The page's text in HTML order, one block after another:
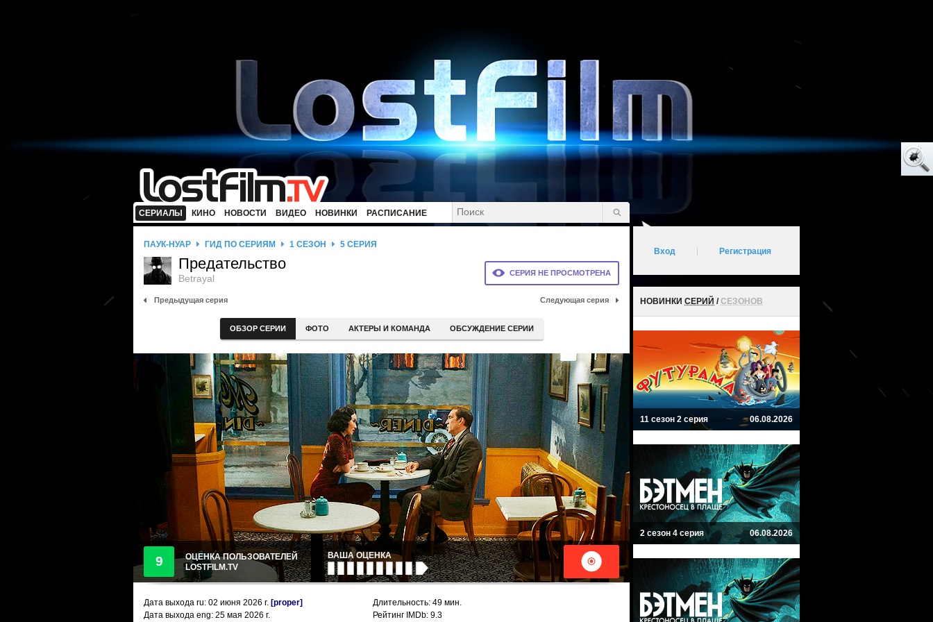
СЕРИАЛЫ КИНО НОВОСТИ ВИДЕО НОВИНКИ РАСПИСАНИЕ
СЕРИЯ НЕ ПРОСМОТРЕНА
ПАУК-НУАР ГИД ПО СЕРИЯМ 1 СЕЗОН 5 СЕРИЯ
Предательство
Betrayal
Предыдущая серия Следующая серия
ОБЗОР СЕРИИ ФОТО АКТЕРЫ И КОМАНДА ОБСУЖДЕНИЕ СЕРИИ
9
ОЦЕНКА ПОЛЬЗОВАТЕЛЕЙ
LOSTFILM.TV
ВАША ОЦЕНКА
Дата выхода ru: 02 июня 2026 г. [proper]
Дата выхода eng: 25 мая 2026 г.
Длительность: 49 мин.
Рейтинг IMDb: 9.3
Вход Регистрация
НОВИНКИ СЕРИЙ /СЕЗОНОВ
11 сезон 2 серия 06.08.2026
2 сезон 4 серия 06.08.2026